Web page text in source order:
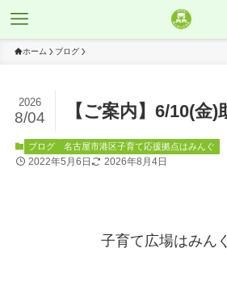
ホーム ブログ
【ご案内】6/10(金
2026
8/04
ブログ 名古屋市港区子育て応援拠点はみんぐ
2022年5月6日 2026年8月4日
子育て広場はみん